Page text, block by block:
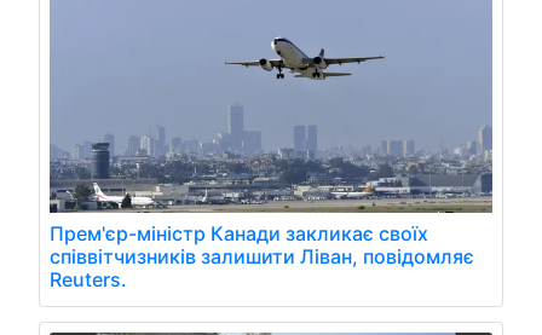
Прем'єр-міністр Канади закликає своїх
співвітчизників залишити Ліван, повідомляє
Reuters.